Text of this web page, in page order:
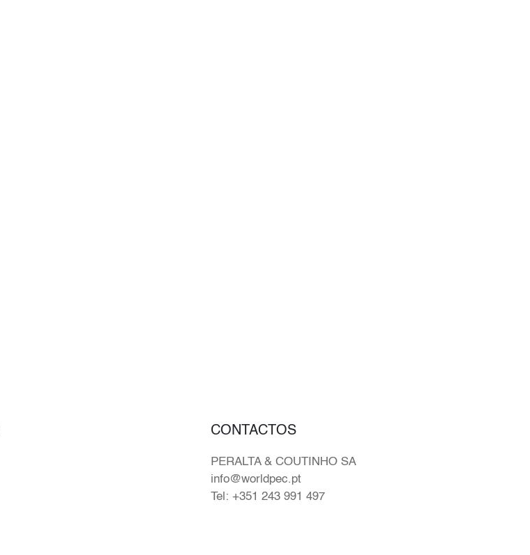
CONTACTOS
PERALTA & COUTINHO SA
info@worldpec.pt
Tel: +351 243 991 497